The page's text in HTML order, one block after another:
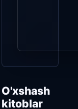
O'xshash
kitoblar